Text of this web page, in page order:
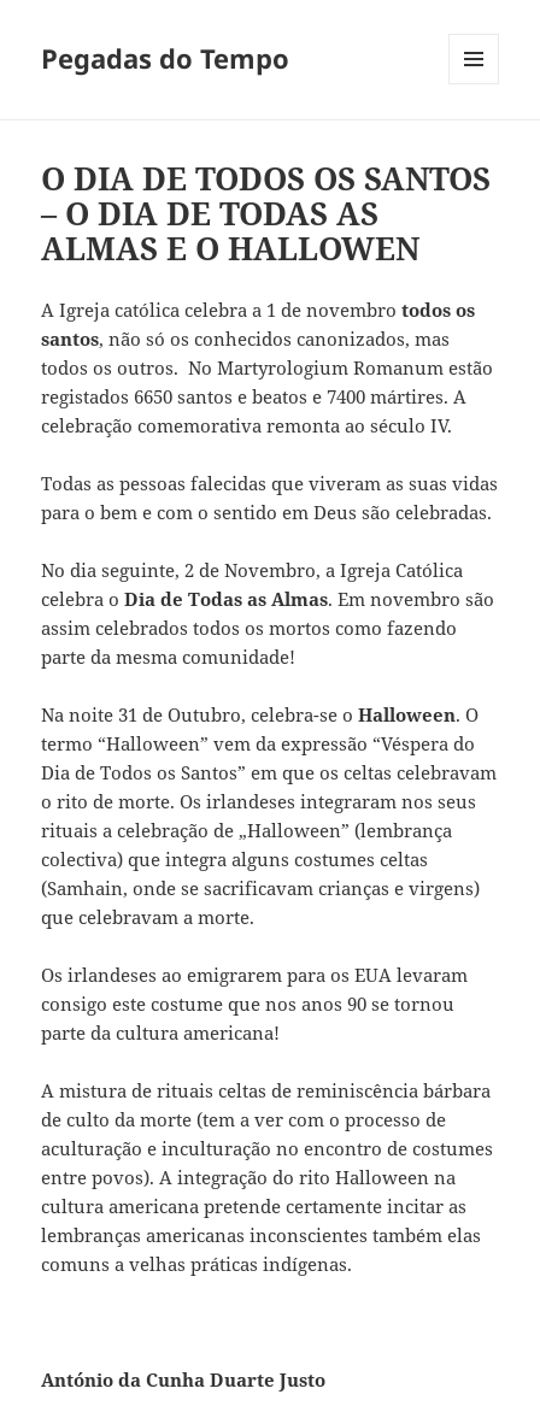
Pegadas do Tempo
O DIA DE TODOS OS SANTOS
– O DIA DE TODAS AS
ALMAS E O HALLOWEN
A Igreja católica celebra a 1 de novembrotodos os
santos, não só os conhecidos canonizados, mas
todos os outros. No Martyrologium Romanum estão
registados 6650 santos e beatos e 7400 mártires. A
celebração comemorativa remonta ao século IV.
Todas as pessoas falecidas que viveram as suas vidas
para o bem e com o sentido em Deus são celebradas.
No dia seguinte, 2 de Novembro, a Igreja Católica
celebra oDia de Todas as Almas. Em novembro são
assim celebrados todos os mortos como fazendo
parte da mesma comunidade!
Na noite 31 de Outubro, celebra-se oHalloween. O
termo “Halloween” vem da expressão “Véspera do
Dia de Todos os Santos” em que os celtas celebravam
o rito de morte. Os irlandeses integraram nos seus
rituais a celebração de „Halloween” (lembrança
colectiva) que integra alguns costumes celtas
(Samhain, onde se sacrificavam crianças e virgens)
que celebravam a morte.
Os irlandeses ao emigrarem para os EUA levaram
consigo este costume que nos anos 90 se tornou
parte da cultura americana!
A mistura de rituais celtas de reminiscência bárbara
de culto da morte (tem a ver com o processo de
aculturação e inculturação no encontro de costumes
entre povos). A integração do rito Halloween na
cultura americana pretende certamente incitar as
lembranças americanas inconscientes também elas
comuns a velhas práticas indígenas.
António da Cunha Duarte Justo